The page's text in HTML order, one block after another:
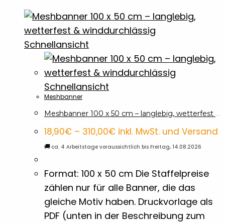
Autozubehör
Banner
Bauzaunbanner
Meshbanner
BBQ Accossoires
Beutel
Bierdeckel 2
Schnellansicht
Schnellansicht
Meshbanner
Meshbanner 100 x 50 cm – langlebig, wetterfest & winddurchlässig
18,90€ – 310,00€Preisspanne:
18,90€
bis
inkl. MwSt. und Versand
🚚 ca. 4 Arbeitstage voraussichtlich bis Freitag, 14.08.2026
Format: 100 x 50 cm Die Staffelpreise
zählen nur für alle Banner, die das
gleiche Motiv haben. Druckvorlage als
PDF (unten in der Beschreibung zum